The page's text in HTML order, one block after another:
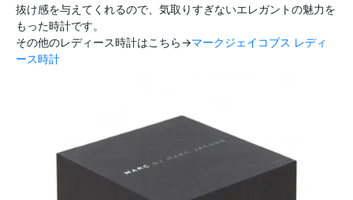
抜け感を与えてくれるので、気取りすぎないエレガントの魅力を
もった時計です。
その他のレディース時計はこちら→マークジェイコブス レディ
ース時計